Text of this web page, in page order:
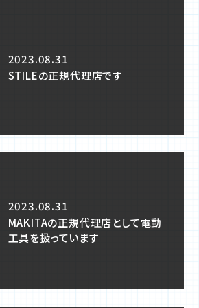
2023.08.31
STILEの正規代理店です
2023.08.31
MAKITAの正規代理店として電動
工具を扱っています